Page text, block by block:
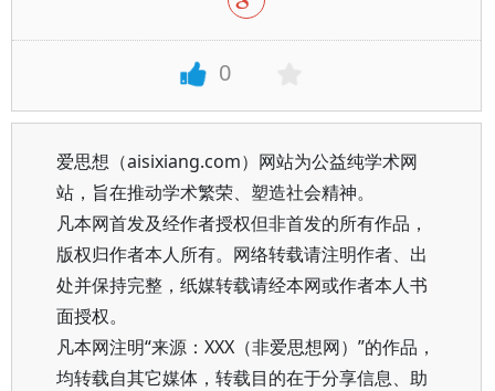
0
爱思想（aisixiang.com）网站为公益纯学术网
站，旨在推动学术繁荣、塑造社会精神。
凡本网首发及经作者授权但非首发的所有作品，
版权归作者本人所有。网络转载请注明作者、出
处并保持完整，纸媒转载请经本网或作者本人书
面授权。
凡本网注明“来源：XXX（非爱思想网）”的作品，
均转载自其它媒体，转载目的在于分享信息、助